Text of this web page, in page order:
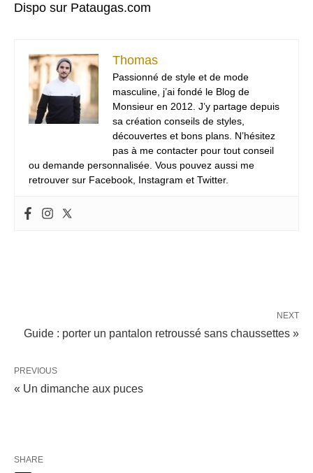
Dispo sur Pataugas.com
Thomas
Passionné de style et de mode
masculine, j’ai fondé le Blog de
Monsieur en 2012. J’y partage depuis
sa création conseils de styles,
découvertes et bons plans. N’hésitez
pas à me contacter pour tout conseil
ou demande personnalisée. Vous pouvez aussi me
retrouver sur Facebook, Instagram et Twitter.
NEXT
Guide : porter un pantalon retroussé sans chaussettes »
PREVIOUS
« Un dimanche aux puces
SHARE